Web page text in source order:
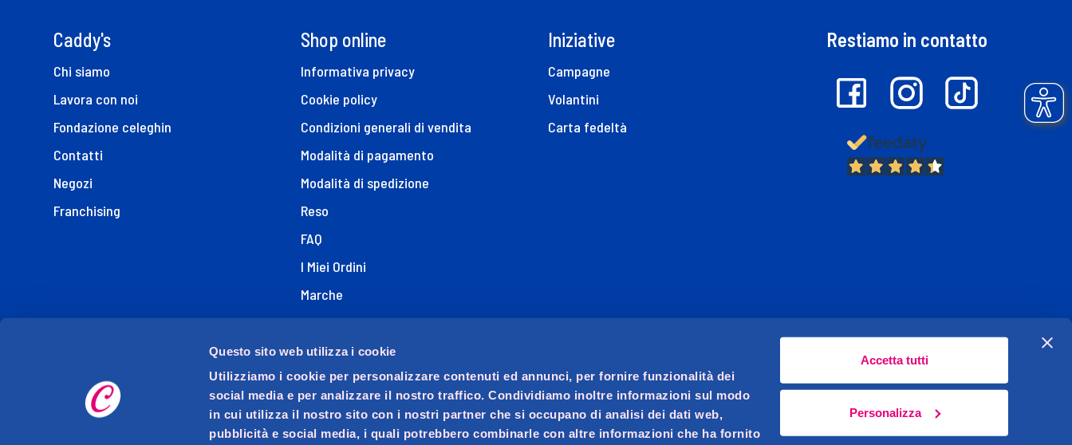
Questo sito web utilizza i cookie
Utilizziamo i cookie per personalizzare contenuti ed annunci, per fornire funzionalità dei
social media e per analizzare il nostro traffico. Condividiamo inoltre informazioni sul modo
in cui utilizza il nostro sito con i nostri partner che si occupano di analisi dei dati web,
pubblicità e social media, i quali potrebbero combinarle con altre informazioni che ha fornito
Accetta tutti
Personalizza
Caddy's
Chi siamo
Lavora con noi
Fondazione celeghin
Contatti
Negozi
Franchising
Shop online
Informativa privacy
Cookie policy
Condizioni generali di vendita
Modalità di pagamento
Modalità di spedizione
Reso
FAQ
I Miei Ordini
Marche
Dichiarazione di Accessibilità
Iniziative
Campagne
Volantini
Carta fedeltà
Restiamo in contatto